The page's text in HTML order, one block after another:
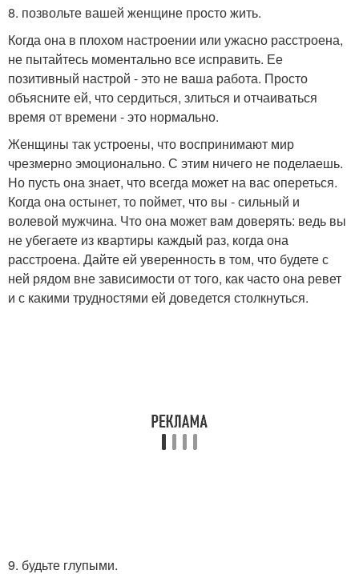
8. позвольте вашей женщине просто жить.
Когда она в плохом настроении или ужасно расстроена,
не пытайтесь моментально все исправить. Ее
позитивный настрой - это не ваша работа. Просто
объясните ей, что сердиться, злиться и отчаиваться
время от времени - это нормально.
Женщины так устроены, что воспринимают мир
чрезмерно эмоционально. С этим ничего не поделаешь.
Но пусть она знает, что всегда может на вас опереться.
Когда она остынет, то поймет, что вы - сильный и
волевой мужчина. Что она может вам доверять: ведь вы
не убегаете из квартиры каждый раз, когда она
расстроена. Дайте ей уверенность в том, что будете с
ней рядом вне зависимости от того, как часто она ревет
и с какими трудностями ей доведется столкнуться.
9. будьте глупыми.